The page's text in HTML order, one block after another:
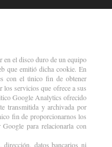
en el disco duro de un equipo
que emitió dicha cookie. En
con el único fin de obtener
los servicios que ofrece a sus
Google Analytics ofrecido
transmitida y archivada por
fin de proporcionarnos los
para relacionarla con
dirección, datos bancarios ni